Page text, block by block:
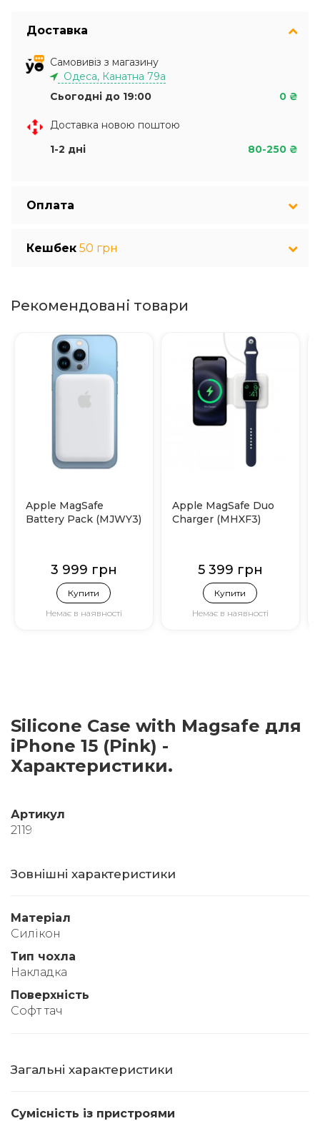
Доставка
Самовивіз з магазину
Одеса, Канатна 79а
Сьогодні до 19:00
0 ₴
Доставка новою поштою
1-2 дні
80-250 ₴
Оплата
Кешбек 50 грн
Рекомендовані товари
Apple MagSafe
Battery Pack (MJWY3)
3 999 грн
Купити
Немає в наявності
Apple MagSafe Duo
Charger (MHXF3)
5 399 грн
Купити
Немає в наявності
Silicone Case with Magsafe для
iPhone 15 (Pink) -
Характеристики.
Артикул
2119
Зовнішні характеристики
Матеріал
Силікон
Тип чохла
Накладка
Поверхність
Софт тач
Загальні характеристики
Сумісність із пристроями